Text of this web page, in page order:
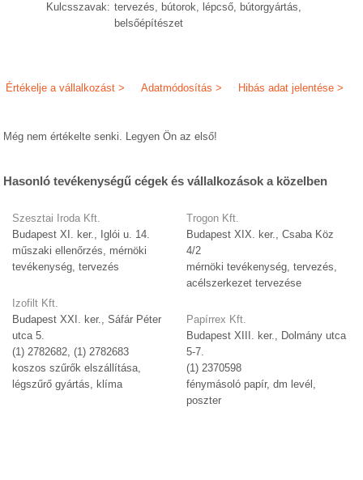
Kulcsszavak: tervezés, bútorok, lépcső, bútorgyártás,
belsőépítészet
Hibás adat jelentése >
Adatmódosítás >
Értékelje a vállalkozást >
Még nem értékelte senki. Legyen Ön az első!
Hasonló tevékenységű cégek és vállalkozások a közelben
Szesztai Iroda Kft.
Budapest XI. ker., Iglói u. 14.
műszaki ellenőrzés, mérnöki
tevékenység, tervezés
Izofilt Kft.
Budapest XXI. ker., Sáfár Péter
utca 5.
(1) 2782682, (1) 2782683
koszos szűrők elszállítása,
légszűrő gyártás, klíma
Trogon Kft.
Budapest XIX. ker., Csaba Köz
4/2
mérnöki tevékenység, tervezés,
acélszerkezet tervezése
Papírrex Kft.
Budapest XIII. ker., Dolmány utca
5-7.
(1) 2370598
fénymásoló papír, dm levél,
poszter